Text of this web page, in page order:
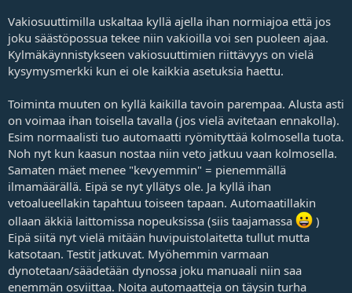
a
j
a
Vakiosuuttimilla uskaltaa kyllä ajella ihan normiajoa että jos
joku säästöpossua tekee niin vakioilla voi sen puoleen ajaa.
Kylmäkäynnistykseen vakiosuuttimien riittävyys on vielä
kysymysmerkki kun ei ole kaikkia asetuksia haettu.
Toiminta muuten on kyllä kaikilla tavoin parempaa. Alusta asti
on voimaa ihan toisella tavalla (jos vielä avitetaan ennakolla).
Esim normaalisti tuo automaatti ryömityttää kolmosella tuota.
Noh nyt kun kaasun nostaa niin veto jatkuu vaan kolmosella.
Samaten mäet menee "kevyemmin" = pienemmällä
ilmamäärällä. Eipä se nyt yllätys ole. Ja kyllä ihan
vetoalueellakin tapahtuu toiseen tapaan. Automaatillakin
ollaan äkkiä laittomissa nopeuksissa (siis taajamassa
)
Eipä siitä nyt vielä mitään huvipuistolaitetta tullut mutta
katsotaan. Testit jatkuvat. Myöhemmin varmaan
dynotetaan/säädetään dynossa joku manuaali niin saa
enemmän osviittaa. Noita automaatteja on täysin turha